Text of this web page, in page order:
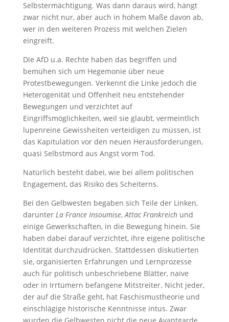
Selbstermächtigung. Was dann daraus wird, hängt
zwar nicht nur, aber auch in hohem Maße davon ab,
wer in den weiteren Prozess mit welchen Zielen
eingreift.
Die AfD u.a. Rechte haben das begriffen und
bemühen sich um Hegemonie über neue
Protestbewegungen. Verkennt die Linke jedoch die
Heterogenität und Offenheit neu entstehender
Bewegungen und verzichtet auf
Eingriffsmöglichkeiten, weil sie glaubt, vermeintlich
lupenreine Gewissheiten verteidigen zu müssen, ist
das Kapitulation vor den neuen Herausforderungen,
quasi Selbstmord aus Angst vorm Tod.
Natürlich besteht dabei, wie bei allem politischen
Engagement, das Risiko des Scheiterns.
Bei den Gelbwesten begaben sich Teile der Linken,
darunter La France Insoumise,Attac Frankreichund
einige Gewerkschaften, in die Bewegung hinein. Sie
haben dabei darauf verzichtet, ihre eigene politische
Identität durchzudrücken. Stattdessen diskutierten
sie, organisierten Erfahrungen und Lernprozesse
auch für politisch unbeschriebene Blätter, naive
oder in Irrtümern befangene Mitstreiter. Nicht jeder,
der auf die Straße geht, hat Faschismustheorie und
einschlägige historische Kenntnisse intus. Zwar